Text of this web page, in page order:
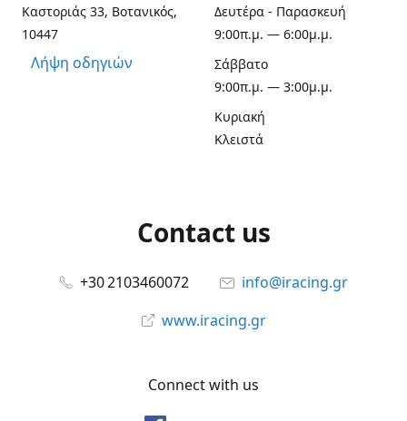
Καστοριάς 33, Βοτανικός,
10447
Λήψη οδηγιών
Δευτέρα - Παρασκευή
9:00π.μ. — 6:00μ.μ.
Σάββατο
9:00π.μ. — 3:00μ.μ.
Κυριακή
Κλειστά
Contact us
+30 2103460072
info@iracing.gr
www.iracing.gr
Connect with us